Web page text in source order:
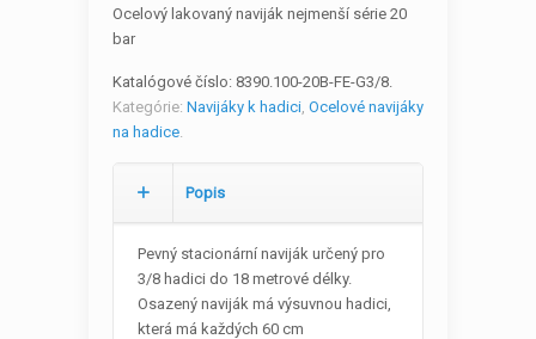
Ocelový lakovaný naviják nejmenší série 20
bar
Katalógové číslo: 8390.100-20B-FE-G3/8.
Kategórie: Navijáky k hadici, Ocelové navijáky
na hadice.
Popis
Pevný stacionární naviják určený pro
3/8 hadici do 18 metrové délky.
Osazený naviják má výsuvnou hadici,
která má každých 60 cm